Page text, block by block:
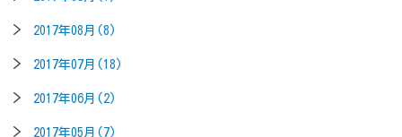
2017年08月(8)
2017年07月(18)
2017年06月(2)
2017年05月(7)